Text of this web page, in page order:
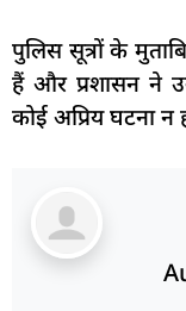
पुलिस सूत्रों के
हैं और प्रशासन ने
कोई अप्रिय घटना न